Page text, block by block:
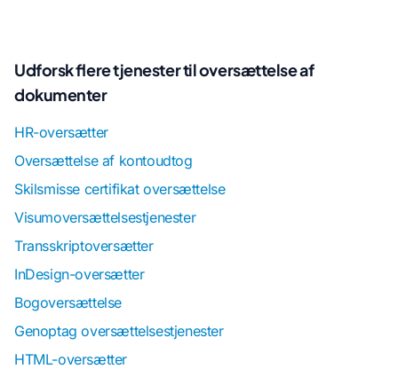
Udforsk flere tjenester til oversættelse af
dokumenter
HR-oversætter
Oversættelse af kontoudtog
Skilsmisse certifikat oversættelse
Visumoversættelsestjenester
Transskriptoversætter
InDesign-oversætter
Bogoversættelse
Genoptag oversættelsestjenester
HTML-oversætter